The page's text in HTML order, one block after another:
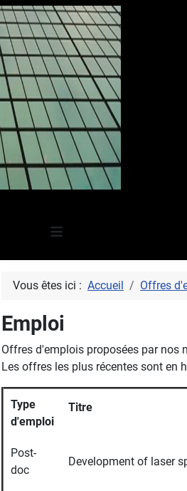
≡
Vous êtes ici : Accueil Offres
Emploi
Offres d'emplois proposées par nos
Les offres les plus récentes sont en
Type
d'emploi
Titre
Post-
doc
Development of laser